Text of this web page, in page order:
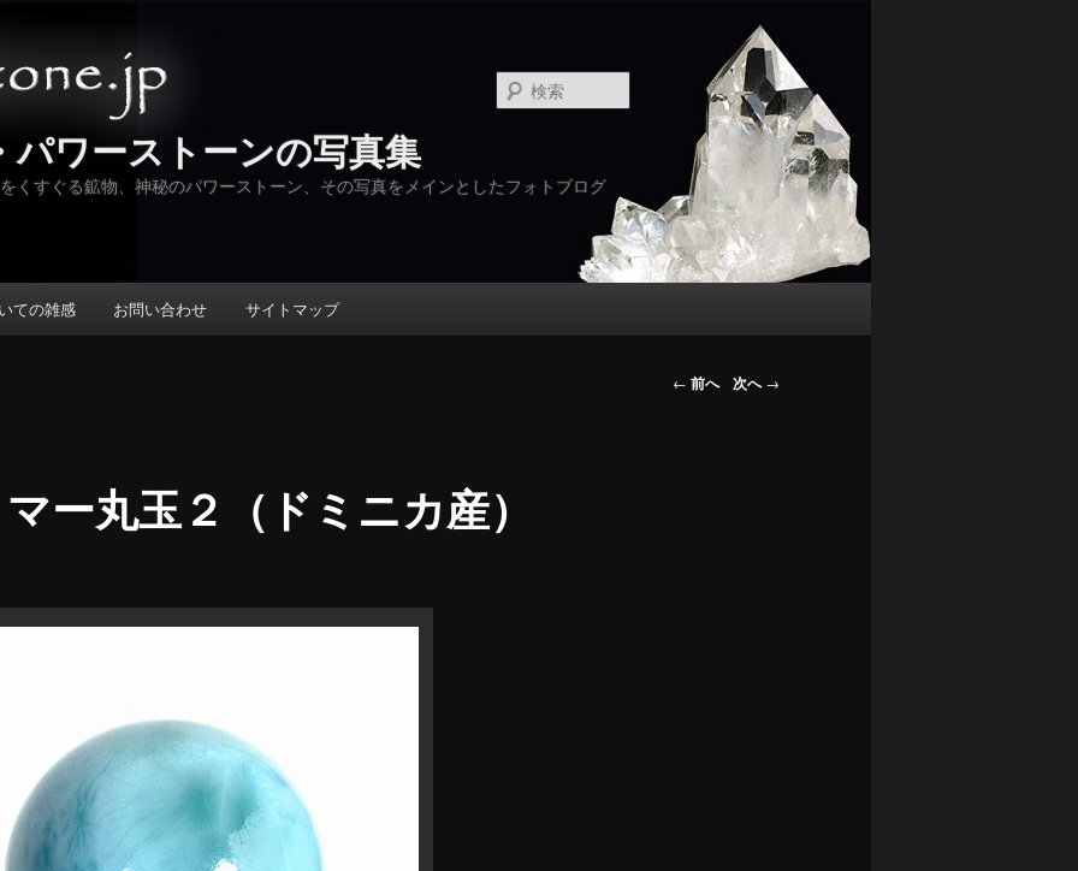
パワーストーンの写真集
くすぐる鉱物、神秘のパワーストーン、その写真をメインとしたフォトブログ
ての雑感 お問い合わせ サイトマップ
← 前へ 次へ→
ー丸玉２（ドミニカ産）